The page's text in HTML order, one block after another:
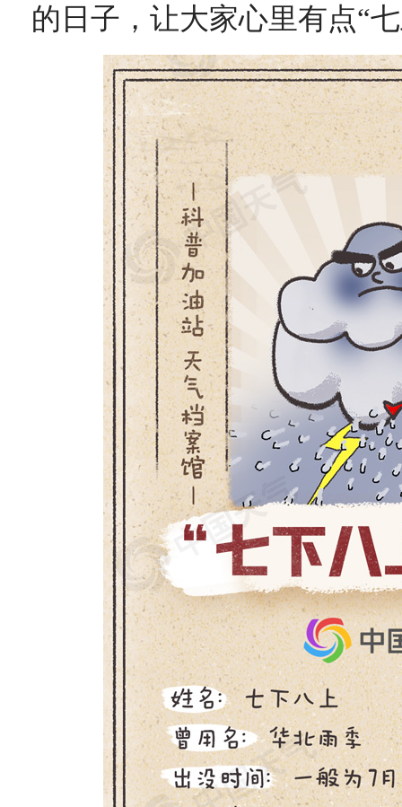
的日子，让大家心里有点“